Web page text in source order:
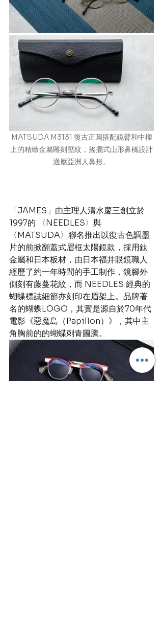
MATSUDA M3131 復古正圓搭配鏡臂和中樑
上的精緻金屬雕刻壓紋，搖擺式山形鼻橋設計
適應亞洲人鼻形。
「JAMES」由主理人清水慶三創立於
1997的 〈NEEDLES〉與
〈MATSUDA〉聯名推出以復古色調墨
片的前掀翻蓋式眉框太陽鏡款，採用鈦
金屬和日本板材，由日本福井眼鏡職人
經歷了約一年時間的手工制作，鏡腳外
側刻有藤蔓花紋，而 NEEDLES 經典的
蝴蝶標誌細節亦刻印在眉架上。品牌著
名的蝴蝶LOGO，其實是源自於70年代
電影《惡魔島（Papillon）》，其中主
角胸前的的蝴蝶刺青圖騰。